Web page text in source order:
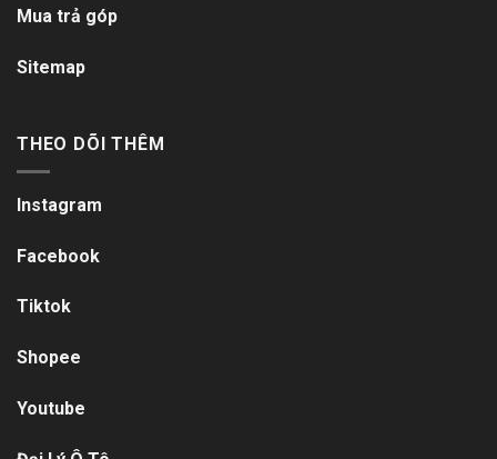
Mua trả góp
Sitemap
THEO DÕI THÊM
Instagram
Facebook
Tiktok
Shopee
Youtube